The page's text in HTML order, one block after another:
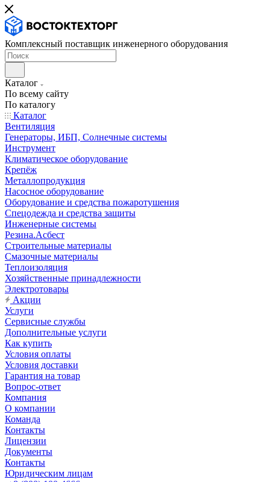
Комплексный поставщик инженерного оборудования
Каталог
По всему сайту
По каталогу
Каталог
Вентиляция
Генераторы, ИБП, Солнечные системы
Инструмент
Климатическое оборудование
Крепёж
Металлопродукция
Насосное оборудование
Оборудование и средства пожаротушения
Спецодежда и средства защиты
Инженерные системы
Резина.Асбест
Строительные материалы
Смазочные материалы
Теплоизоляция
Хозяйственные принадлежности
Электротовары
Акции
Услуги
Сервисные службы
Дополнительные услуги
Как купить
Условия оплаты
Условия доставки
Гарантия на товар
Вопрос-ответ
Компания
О компании
Команда
Контакты
Лицензии
Документы
Контакты
Юридическим лицам